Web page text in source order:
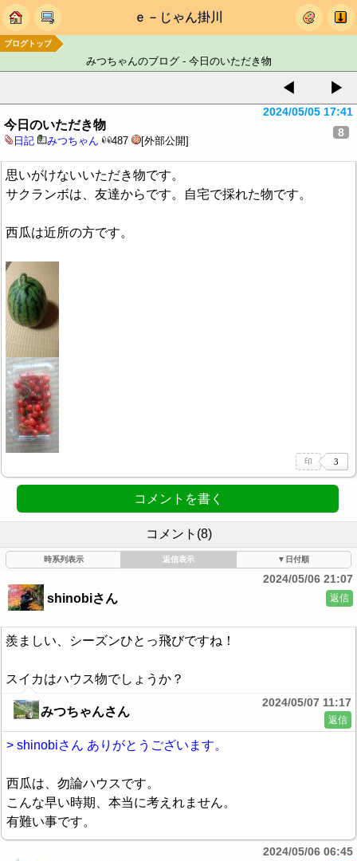
ｅ－じゃん掛川
ブログトップ
みつちゃんのブログ - 今日のいただき物
◀ ▶
今日のいただき物
日記 みつちゃん 487 [外部公開]
2024/05/05 17:41
8
思いがけないいただき物です。
サクランボは、友達からです。自宅で採れた物です。
西瓜は近所の方です。
コメントを書く
コメント(8)
時系列表示 返信表示 ▼日付順
shinobiさん
2024/05/06 21:07
返信
羨ましい、シーズンひとっ飛びですね！
スイカはハウス物でしょうか？
みつちゃんさん
2024/05/07 11:17
返信
> shinobiさん ありがとうございます。
西瓜は、勿論ハウスです。
こんな早い時期、本当に考えれません。
有難い事です。
2024/05/06 06:45